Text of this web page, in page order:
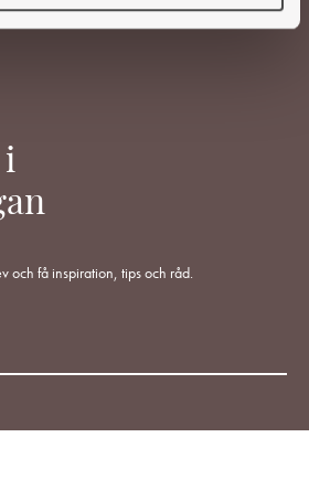
i
och få inspiration, tips och råd.